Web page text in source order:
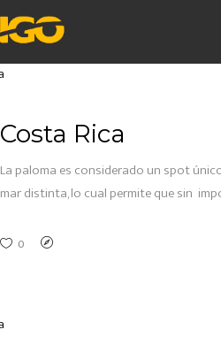
Costa Rica
La paloma es considerado un spot
mar distinta, lo cual permite que sin
0